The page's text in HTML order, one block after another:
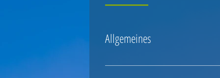
Allgemeines
Aschaffenburg: Einfahrt Floßhafen Durch